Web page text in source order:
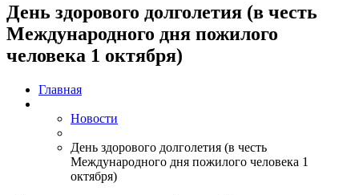
День здорового долголетия (в честь
Международного дня пожилого
человека 1 октября)
Главная
Новости
День здорового долголетия (в честь
Международного дня пожилого человека 1
октября)